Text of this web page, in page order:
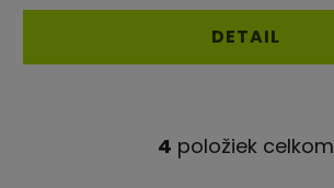
z
5
DETAIL
O
4 položiek celkom